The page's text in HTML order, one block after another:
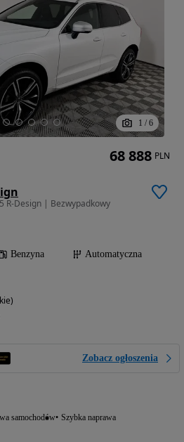
1 / 6
R-Design | Bezwypadkowy
Benzyna
Automatyczna
Zobacz ogłoszenia
samochodów Szybka naprawa
68 888 PLN